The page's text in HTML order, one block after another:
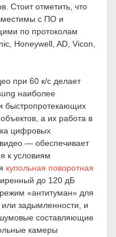
Стоит отметить, что
с ПО и
по протоколам
Honeywell, AD, Vicon,
при 60 к/с делает
наиболее
быстропротекающих
а их работа в
цифровых
— обеспечивает
к условиям
купольная поворотная
до 120 дБ
«антитуман» для
задымленности, и
составляющие
камеры